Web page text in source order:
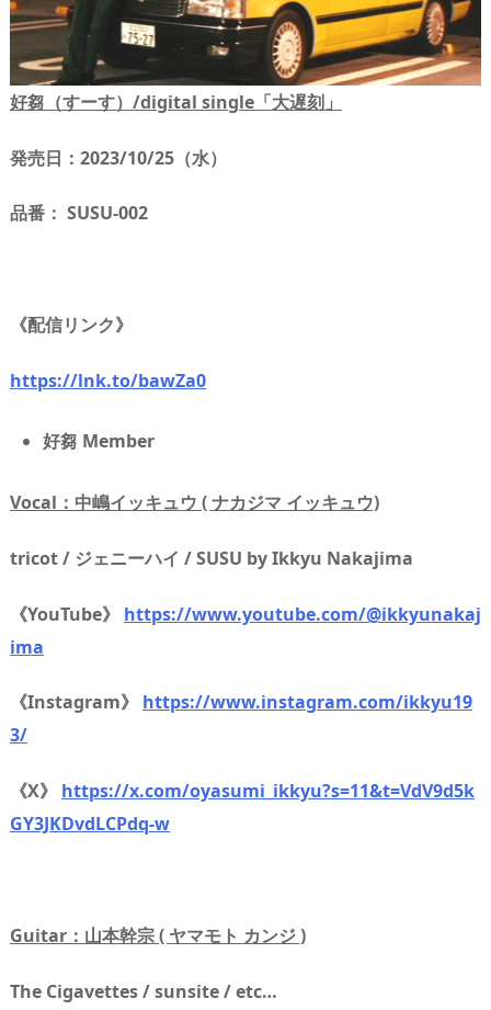
好芻（すーす）/digital single「大遅刻」
発売日：2023/10/25（水）
品番： SUSU-002
《配信リンク》
https://lnk.to/bawZa0
好芻 Member
Vocal：中嶋イッキュウ ( ナカジマ イッキュウ)
tricot / ジェニーハイ / SUSU by Ikkyu Nakajima
《YouTube》 https://www.youtube.com/@ikkyunakaj
ima
《Instagram》 https://www.instagram.com/ikkyu19
3/
《X》 https://x.com/oyasumi_ikkyu?s=11&t=VdV9d5k
GY3JKDvdLCPdq-w
Guitar：山本幹宗 ( ヤマモト カンジ )
The Cigavettes / sunsite / etc…